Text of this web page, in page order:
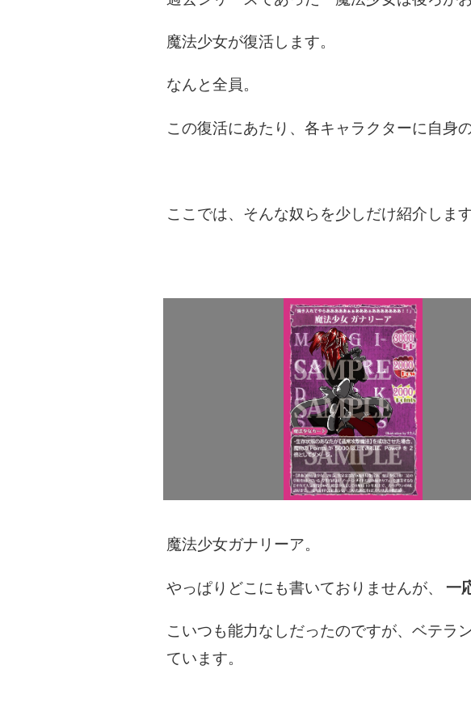
魔法少女が復活します。
なんと全員。
この復活にあたり、各キャラクターに自身
ここでは、そんな奴らを少しだけ紹介します
魔法少女ガナリーア。
やっぱりどこにも書いておりませんが、 一
こいつも能力なしだったのですが、ベテラ
ています。